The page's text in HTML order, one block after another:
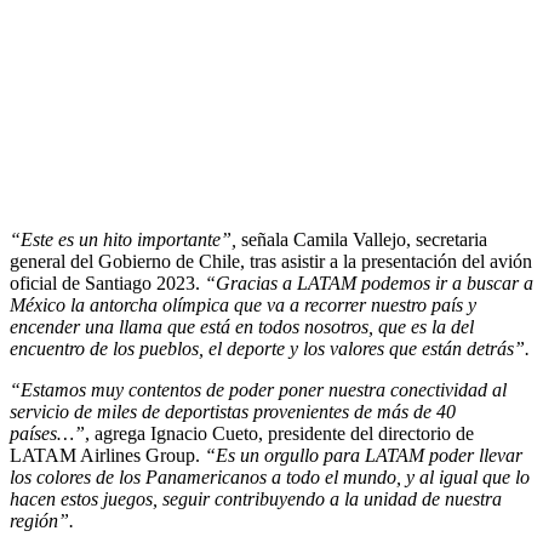
“Este es un hito importante”, señala Camila Vallejo, secretaria
general del Gobierno de Chile, tras asistir a la presentación del avión
oficial de Santiago 2023. “Gracias a LATAM podemos ir a buscar a
México la antorcha olímpica que va a recorrer nuestro país y
encender una llama que está en todos nosotros, que es la del
encuentro de los pueblos, el deporte y los valores que están detrás”.
“Estamos muy contentos de poder poner nuestra conectividad al
servicio de miles de deportistas provenientes de más de 40
países…”, agrega Ignacio Cueto, presidente del directorio de
LATAM Airlines Group. “Es un orgullo para LATAM poder llevar
los colores de los Panamericanos a todo el mundo, y al igual que lo
hacen estos juegos, seguir contribuyendo a la unidad de nuestra
región”.